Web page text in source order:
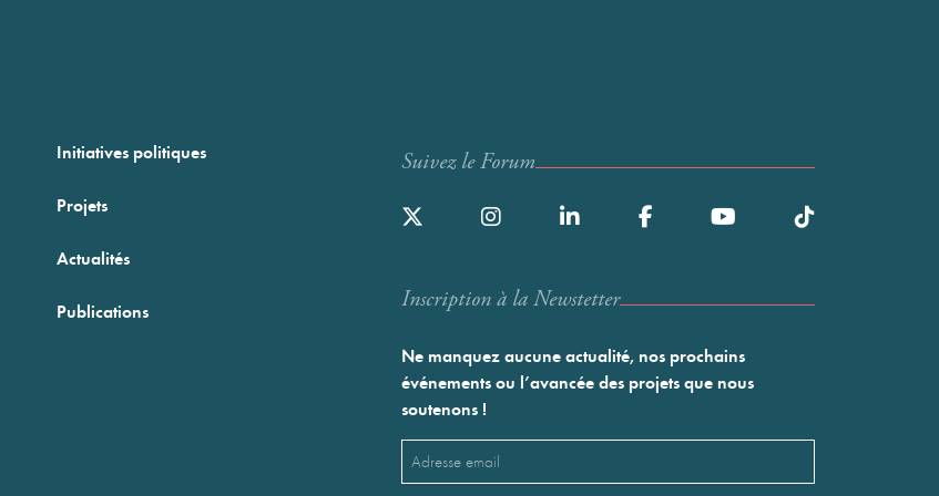
Initiatives politiques
Projets
Actualités
Publications
Suivez le Forum
Inscription à la Newstetter
Ne manquez aucune actualité, nos prochains
événements ou l’avancée des projets que nous
soutenons !
Email
(Nécessaire)